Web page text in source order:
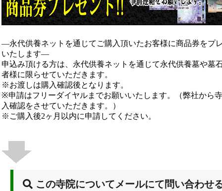
―永代供養ネットを通じてご購入頂いたお客様に商品券をプ
いたします―
申込み頂ける方は、永代供養ネットを通じて永代供養墓や墓
者様に限らせていただきます。
※お渡しは購入確認後となります。
※申請はフリーダイヤルまでお願いいたします。（弊社から
入確認をさせていただきます。）
※ご購入後2ヶ月以内に申請してください。
この寺院についてメールにて問い合わせ